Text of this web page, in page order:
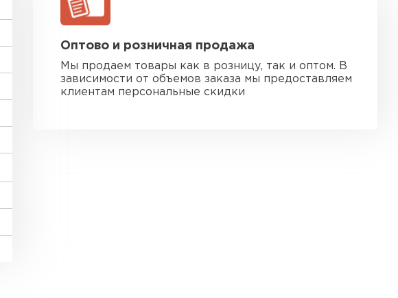
Оптово и розничная продажа
Мы продаем товары как в розницу, так и оптом. В
зависимости от объемов заказа мы предоставляем
клиентам персональные скидки